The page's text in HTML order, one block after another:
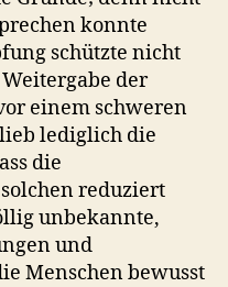
konnte
schützte nicht
der
einem schweren
lediglich die
die
reduziert
unbekannte,
und
Menschen bewusst